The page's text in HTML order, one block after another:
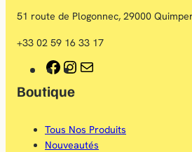
51 route de Plogonnec, 29000
+33 02 59 16 33 17
F
a
e
I
t
a
Boutique
Tous Nos Produits
Nouveautés